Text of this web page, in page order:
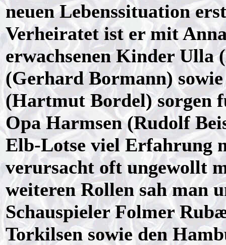
neuen Lebenssituation
Verheiratet ist er mit
erwachsenen Kinder
(Gerhard Bormann)
(Hartmut Bordel) sorgen
Opa Harmsen (Rudolf
Elb-Lotse viel Erfahrung
verursacht oft ungewollt
weiteren Rollen sah man
Schauspieler Folmer
Torkilsen sowie den